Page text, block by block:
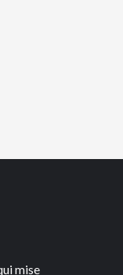
mise